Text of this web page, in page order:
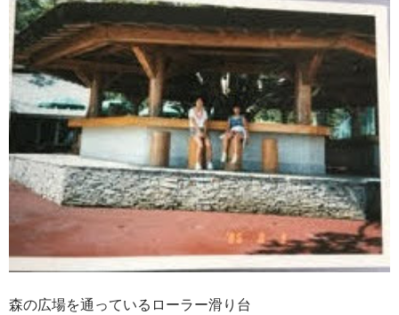
森の広場を通っているローラー滑り台